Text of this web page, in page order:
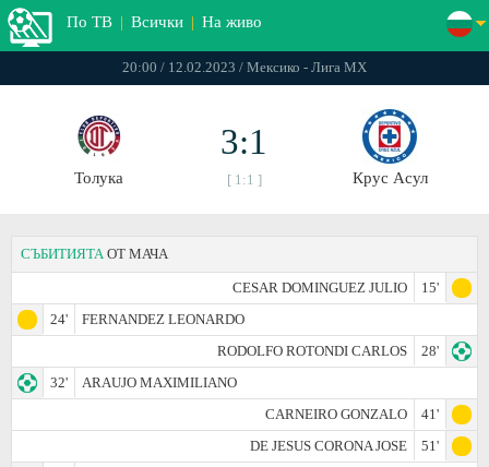
По ТВ | Всички | На живо
20:00 / 12.02.2023 / Мексико - Лига МХ
Толука
3:1
[ 1:1 ] Крус Асул
СЪБИТИЯТА ОТ МАЧА
CESAR DOMINGUEZ JULIO
15'
24'
FERNANDEZ LEONARDO
RODOLFO ROTONDI CARLOS
28'
32'
ARAUJO MAXIMILIANO
CARNEIRO GONZALO
41'
DE JESUS CORONA JOSE
51'